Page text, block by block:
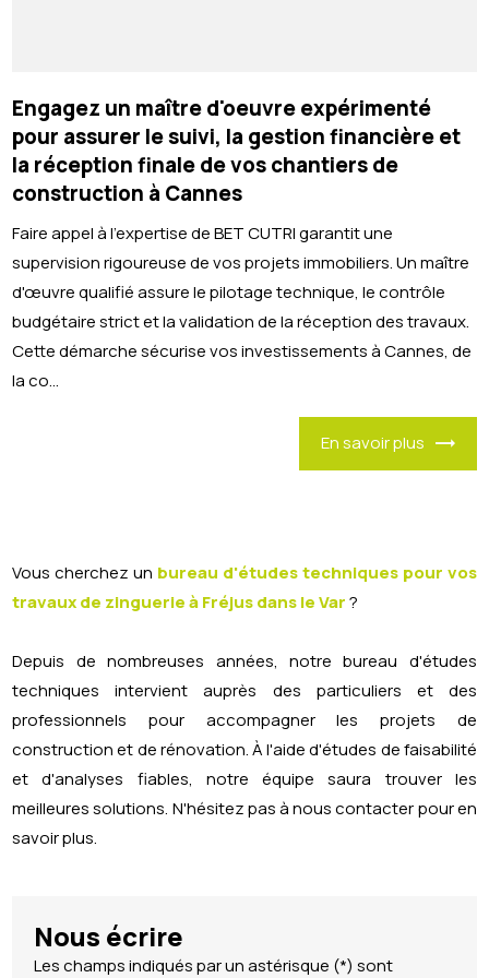
Engagez un maître d'oeuvre expérimenté
pour assurer le suivi, la gestion financière et
la réception finale de vos chantiers de
construction à Cannes
Faire appel à l'expertise de BET CUTRI garantit une
supervision rigoureuse de vos projets immobiliers. Un maître
d'œuvre qualifié assure le pilotage technique, le contrôle
budgétaire strict et la validation de la réception des travaux.
Cette démarche sécurise vos investissements à Cannes, de
la co...
En savoir plus
Vous cherchez un bureau d'études techniques pour vos
travaux de zinguerie à Fréjus dans le Var?
Depuis de nombreuses années, notre bureau d'études
techniques intervient auprès des particuliers et des
professionnels pour accompagner les projets de
construction et de rénovation. À l'aide d'études de faisabilité
et d'analyses fiables, notre équipe saura trouver les
meilleures solutions. N'hésitez pas à nous contacter pour en
savoir plus.
Nous écrire
Les champs indiqués par un astérisque (*) sont